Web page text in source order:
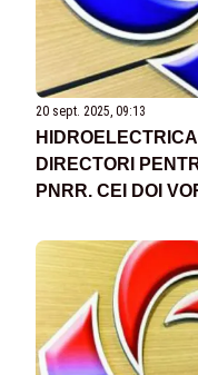
20 sept. 2025, 09:13
DIRECTORI
PNRR. CEI DOI